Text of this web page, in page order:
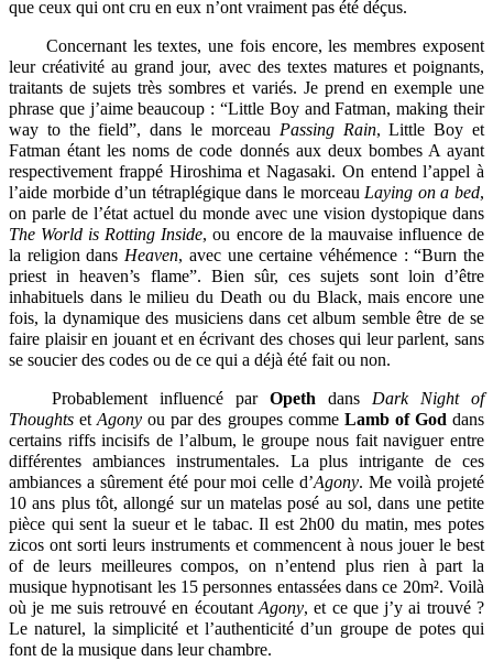
que ceux qui ont cru en eux n’ont vraiment pas été déçus.
Concernant les textes, une fois encore, les membres exposent
leur créativité au grand jour, avec des textes matures et poignants,
traitants de sujets très sombres et variés. Je prend en exemple une
phrase que j’aime beaucoup : “Little Boy and Fatman, making their
way to the field”, dans le morceau Passing Rain, Little Boy et
Fatman étant les noms de code donnés aux deux bombes A ayant
respectivement frappé Hiroshima et Nagasaki. On entend l’appel à
l’aide morbide d’un tétraplégique dans le morceau Laying on a bed,
on parle de l’état actuel du monde avec une vision dystopique dans
The World is Rotting Inside, ou encore de la mauvaise influence de
la religion dans Heaven, avec une certaine véhémence : “Burn the
priest in heaven’s flame”. Bien sûr, ces sujets sont loin d’être
inhabituels dans le milieu du Death ou du Black, mais encore une
fois, la dynamique des musiciens dans cet album semble être de se
faire plaisir en jouant et en écrivant des choses qui leur parlent, sans
se soucier des codes ou de ce qui a déjà été fait ou non.
Probablement influencé par Opeth dans Dark Night of
Thoughtset Agony ou par des groupes comme Lamb of God dans
certains riffs incisifs de l’album, le groupe nous fait naviguer entre
différentes ambiances instrumentales. La plus intrigante de ces
ambiances a sûrement été pour moi celle d’Agony. Me voilà projeté
10 ans plus tôt, allongé sur un matelas posé au sol, dans une petite
pièce qui sent la sueur et le tabac. Il est 2h00 du matin, mes potes
zicos ont sorti leurs instruments et commencent à nous jouer le best
of de leurs meilleures compos, on n’entend plus rien à part la
musique hypnotisant les 15 personnes entassées dans ce 20m². Voilà
où je me suis retrouvé en écoutant Agony, et ce que j’y ai trouvé ?
Le naturel, la simplicité et l’authenticité d’un groupe de potes qui
font de la musique dans leur chambre.